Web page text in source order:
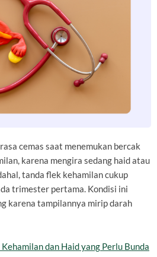
cemas saat menemukan bercak
karena mengira sedang haid atau
tanda flek kehamilan cukup
trimester pertama. Kondisi ini
karena tampilannya mirip darah
dan Haid yang Perlu Bunda